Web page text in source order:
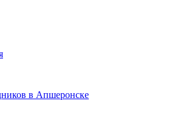
в Апшеронске